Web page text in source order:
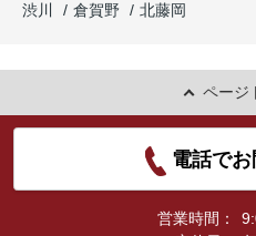
渋川
倉賀野 北藤岡
ページ
電話で
営業時間：